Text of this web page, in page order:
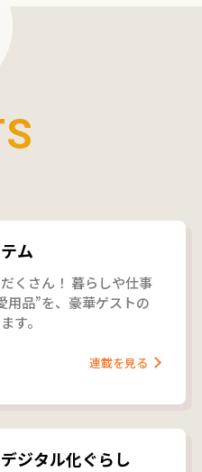
ム
くさん！ 暮らしや仕事
用品”を、豪華ゲストの
す。
連載を見る
ジタル化ぐらし